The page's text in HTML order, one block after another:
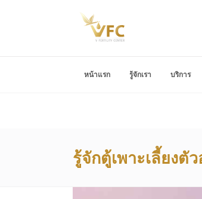
หน้าแรก รู้จักเรา บริการ
รู้จักตู้เพาะเลี้ยงตัว